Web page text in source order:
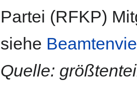
Partei (RFKP)
siehe
Quelle: